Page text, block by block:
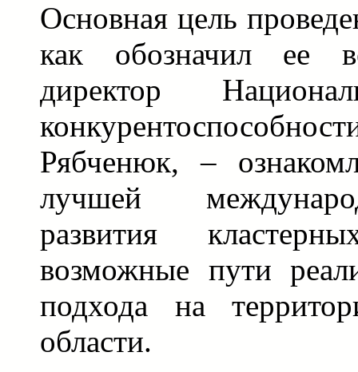
Основная цель
как обозначил ее
директор
Рябченюк, –
лучшей
развития
возможные пути
подхода на
области.